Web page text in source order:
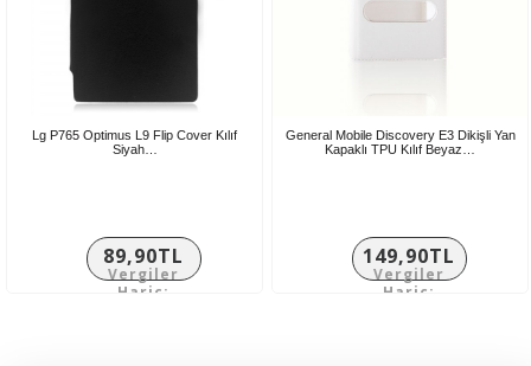
Lg P765 Optimus L9 Flip Cover Kılıf
Siyah…
89,90TL
Vergiler
Hariç:
General Mobile Discovery E3 Dikişli Yan
Kapaklı TPU Kılıf Beyaz…
149,90TL
Vergiler
Hariç: